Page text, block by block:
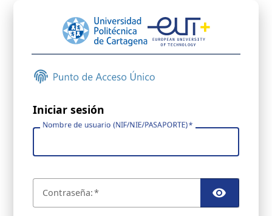
Iniciar sesión
Nombre de usuario (NIF/NIE/PASAPORTE)
Contraseña: